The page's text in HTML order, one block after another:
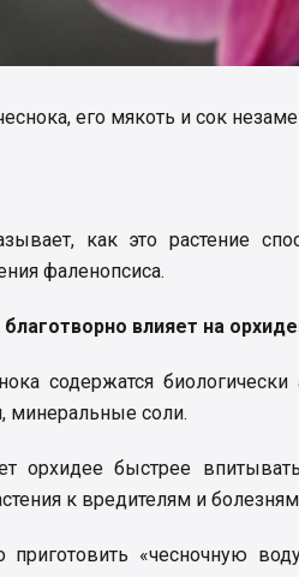
его мякоть и сок
как это растение
фаленопсиса.
влияет на
содержатся
минеральные соли.
орхидее быстрее
к вредителям и
приготовить «чесночную